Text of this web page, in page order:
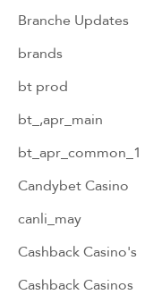
Branche Updates
brands
bt prod
bt_,apr_main
bt_apr_common_1
Candybet Casino
canli_may
Cashback Casino's
Cashback Casinos